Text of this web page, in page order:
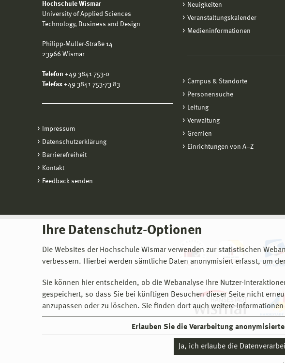
Ihre Datenschutz-Optionen
Die Websites der Hochschule Wismar verwenden zur statistischen
verbessern. Hierbei werden sämtliche Daten anonymisiert erfasst, um
Sie können hier entscheiden, ob die Webanalyse Ihre Nutzer-
gespeichert, so dass Sie bei künftigen Besuchen dieser Seite nicht
anzupassen oder zu löschen. Sie finden dort auch weitere
Erlauben Sie die Verarbeitung
Ja, ich erlaube die
Hochschule Wismar
University of Applied Sciences
Technology, Business and Design
Philipp-Müller-Straße 14
23966 Wismar
Telefon +49 3841 753-0
Telefax +49 3841 753-73 83
Impressum
Datenschutzerklärung
Barrierefreiheit
Kontakt
Feedback senden
Neuigkeiten
Veranstaltungskalender
Medieninformationen
Campus & Standorte
Personensuche
Leitung
Verwaltung
Gremien
Einrichtungen von A−Z